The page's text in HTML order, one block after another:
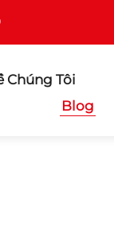
Chúng Tôi
Blog